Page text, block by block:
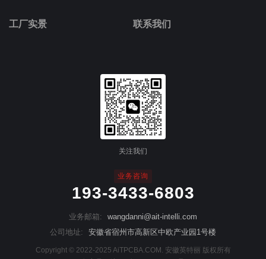
工厂实景 联系我们
业务咨询
193-3433-6803
业务邮箱:
wangdanni@ait-intelli.com
公司地址:
安徽省宿州市高新区中欧产业园1号楼
Copyright © 2022-2025 AiTPCBA.COM. 安徽英特丽 版权所有
关注我们